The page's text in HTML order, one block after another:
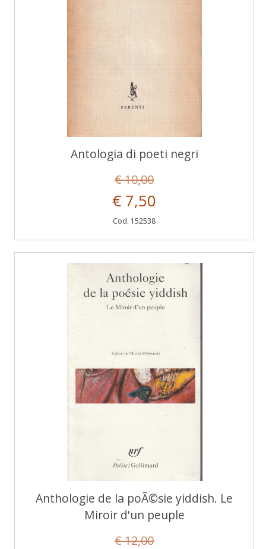
Antologia di poeti negri
€ 10,00
€ 7,50
Cod. 152538
Anthologie de la poÃ©sie yiddish. Le
Miroir d'un peuple
€ 12,00